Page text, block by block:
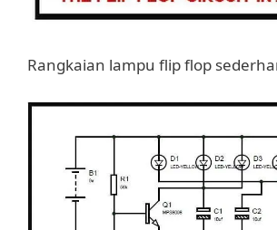
Rangkaian lampu flip flop